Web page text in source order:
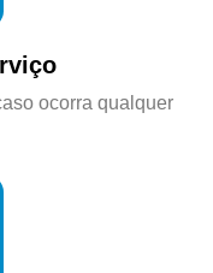
ocorra qualquer